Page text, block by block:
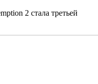
2 стала третьей